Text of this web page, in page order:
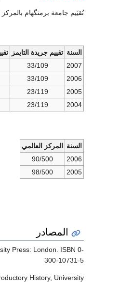
تُقيَيم جامعة برمنگهام بالمركز الـ 90 بين أحسن جامعات
السنة تقييم جريدة التايمز
2007
33/109
2006
33/109
2005
23/119
2004
23/119
السنة
المركز العالمي
2006
90/500
2005
98/500
المصادر
Press: London. ISBN 0-
300-10731-5
History, University